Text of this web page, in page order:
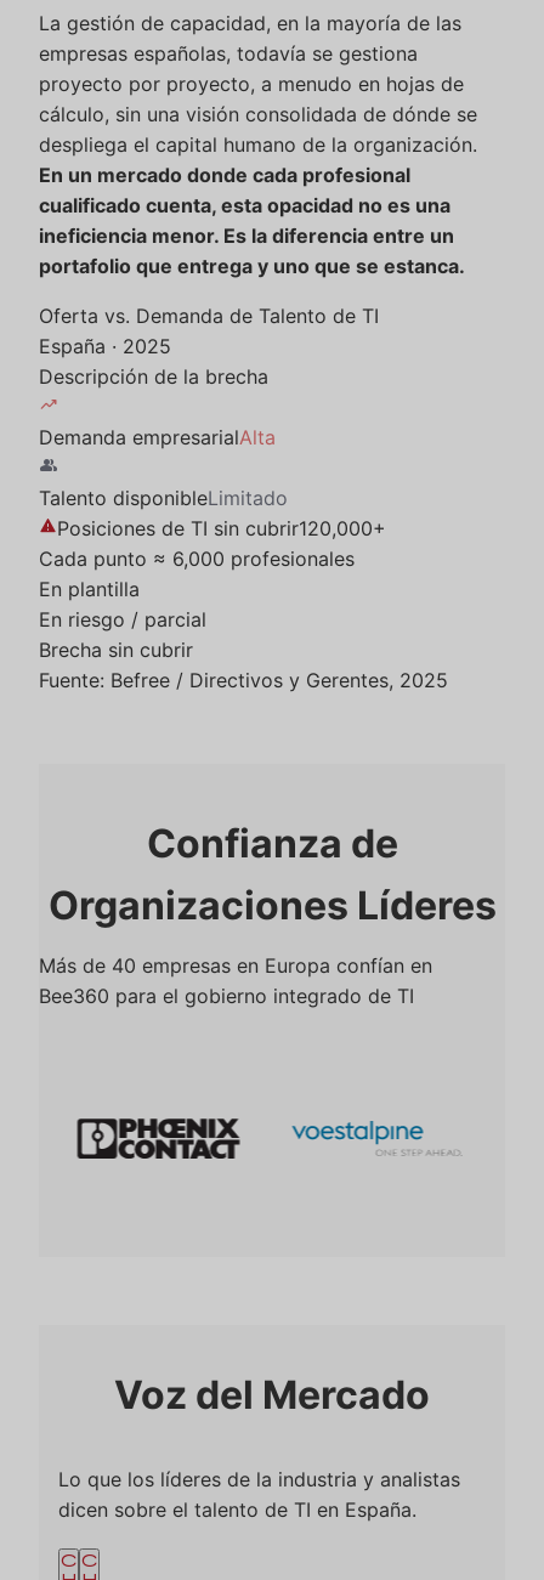
La gestión de capacidad, en la mayoría de las
empresas españolas, todavía se gestiona
proyecto por proyecto, a menudo en hojas de
cálculo, sin una visión consolidada de dónde se
despliega el capital humano de la organización.
En un mercado donde cada profesional
cualificado cuenta, esta opacidad no es una
ineficiencia menor. Es la diferencia entre un
portafolio que entrega y uno que se estanca.
Oferta vs. Demanda de Talento de TI
España · 2025
Descripción de la brecha
trending_up
Demanda empresarialAlta
group
Talento disponibleLimitado
warning_amberPosiciones de TI sin cubrir120,000+
Cada punto ≈ 6,000 profesionales
En plantilla
En riesgo / parcial
Brecha sin cubrir
Fuente: Befree / Directivos y Gerentes, 2025
Confianza de
Organizaciones Líderes
Más de 40 empresas en Europa confían en
Bee360 para el gobierno integrado de TI
Voz del Mercado
Lo que los líderes de la industria y analistas
dicen sobre el talento de TI en España.
c c